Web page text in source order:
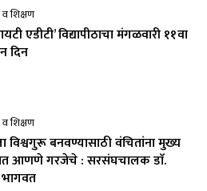
शिक्षण
एडीटी’ विद्यापीठाचा मंगळवारी ११वा
दिन
शिक्षण
विश्वगुरू बनवण्यासाठी वंचितांना मुख्य
आणणे गरजेचे : सरसंघचालक डाॅ.